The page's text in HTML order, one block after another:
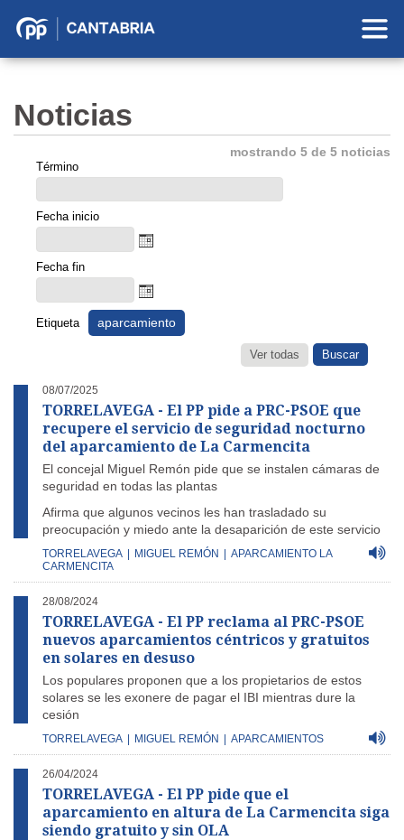
Partido
Cantabria
Noticias
mostrando 5 de 5 noticias
Término
Fecha inicio
Fecha fin
Etiqueta aparcamiento
Ver todas
08/07/2025
TORRELAVEGA - El PP pide a PRC-PSOE que
recupere el servicio de seguridad nocturno
del aparcamiento de La Carmencita
El concejal Miguel Remón pide que se instalen cámaras de
seguridad en todas las plantas
Afirma que algunos vecinos les han trasladado su
preocupación y miedo ante la desaparición de este servicio
TORRELAVEGA MIGUEL REMÓN
APARCAMIENTO LA
CARMENCITA
28/08/2024
TORRELAVEGA - El PP reclama al PRC-PSOE
nuevos aparcamientos céntricos y gratuitos
en solares en desuso
Los populares proponen que a los propietarios de estos
solares se les exonere de pagar el IBI mientras dure la
cesión
TORRELAVEGA MIGUEL REMÓN APARCAMIENTOS
26/04/2024
TORRELAVEGA - El PP pide que el
aparcamiento en altura de La Carmencita siga
siendo gratuito y sin OLA